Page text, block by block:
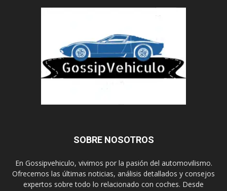
SOBRE NOSOTROS
En Gossipvehiculo, vivimos por la pasión del automovilismo.
Ofrecemos las últimas noticias, análisis detallados y consejos
expertos sobre todo lo relacionado con coches. Desde